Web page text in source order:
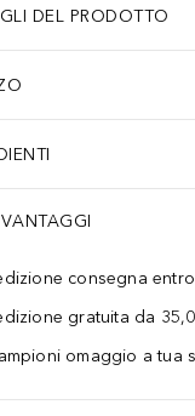
DEL PRODOTTO
consegna
gratuita da
omaggio a tua